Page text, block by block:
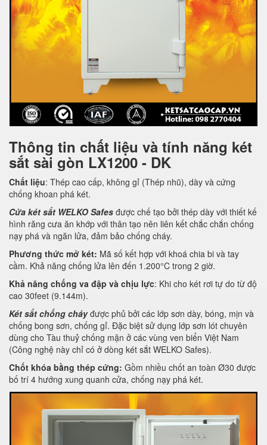
Thông tin chất liệu và tính năng két
sắt sài gòn LX1200 - DK
Chất liệu: Thép cao cấp, không gỉ (Thép nhũ), dày và cứng
chống khoan phá két.
Cửa két sắt WELKO Safes được chế tạo bởi thép dày với thiết kế
hình răng cưa ăn khớp với thân tạo nên liên kết chắc chắn chống
nạy phá và ngăn lửa, đảm bảo chống cháy.
Phương thức mở két: Mã số kết hợp với khoá chia bi và tay
cầm. Khả năng chống lửa lên đến 1.200°C trong 2 giờ.
Khả năng chống va đập và chịu lực: Khi cho két rơi tự do từ độ
cao 30feet (9.144m).
Két sắt chống cháyđược phủ bởi các lớp sơn dày, bóng, mịn và
chống bong sơn, chống gỉ. Đặc biệt sử dụng lớp sơn lót chuyên
dùng cho Tàu thuỷ chống mặn ở các vùng ven biển Việt Nam
(Công nghệ này chỉ có ở dòng két sắt WELKO Safes).
Chốt khóa bằng thép cứng: Gồm nhiều chốt an toàn Ø30 được
bố trí 4 hướng xung quanh cửa, chống nạy phá két.